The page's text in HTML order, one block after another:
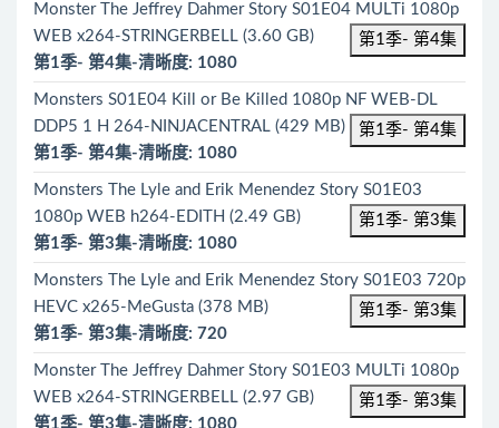
Monster The Jeffrey Dahmer Story S01E04 MULTi 1080p
WEB x264-STRINGERBELL (3.60 GB)
第1季- 第4集
第1季- 第4集-清晰度: 1080
Monsters S01E04 Kill or Be Killed 1080p NF WEB-DL
DDP5 1 H 264-NINJACENTRAL (429 MB)
第1季- 第4集
第1季- 第4集-清晰度: 1080
Monsters The Lyle and Erik Menendez Story S01E03
1080p WEB h264-EDITH (2.49 GB)
第1季- 第3集
第1季- 第3集-清晰度: 1080
Monsters The Lyle and Erik Menendez Story S01E03 720p
HEVC x265-MeGusta (378 MB)
第1季- 第3集
第1季- 第3集-清晰度: 720
Monster The Jeffrey Dahmer Story S01E03 MULTi 1080p
WEB x264-STRINGERBELL (2.97 GB)
第1季- 第3集
第1季- 第3集-清晰度: 1080